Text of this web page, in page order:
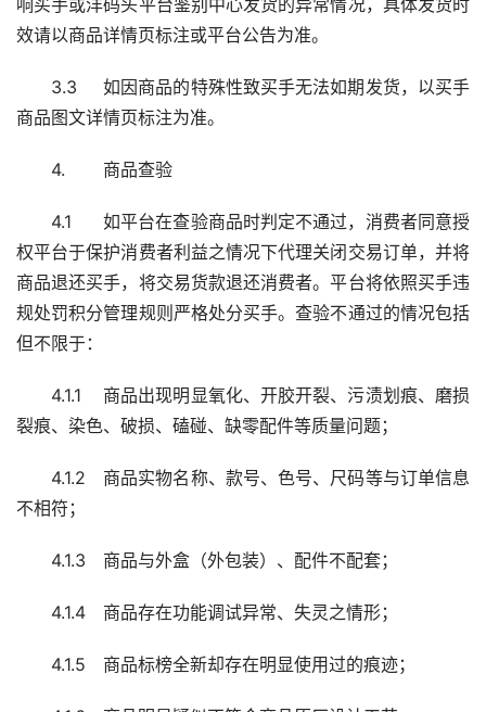
响买手或洋码头平台鉴别中心发货的异常情况，具体发货时
效请以商品详情页标注或平台公告为准。
3.3	如因商品的特殊性致买手无法如期发货，以买手
商品图文详情页标注为准。
4.	商品查验
4.1	如平台在查验商品时判定不通过，消费者同意授
权平台于保护消费者利益之情况下代理关闭交易订单，并将
商品退还买手，将交易货款退还消费者。平台将依照买手违
规处罚积分管理规则严格处分买手。查验不通过的情况包括
但不限于：
4.1.1	商品出现明显氧化、开胶开裂、污渍划痕、磨损
裂痕、染色、破损、磕碰、缺零配件等质量问题；
4.1.2	商品实物名称、款号、色号、尺码等与订单信息
不相符；
4.1.3	商品与外盒（外包装）、配件不配套；
4.1.4	商品存在功能调试异常、失灵之情形；
4.1.5	商品标榜全新却存在明显使用过的痕迹；